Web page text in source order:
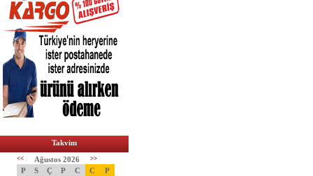
Takvim
<< Ağustos 2026 >>
P S Ç P C C P